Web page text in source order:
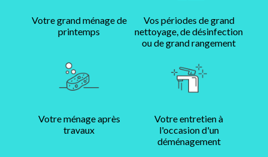
Votre grand ménage de
printemps
Vos périodes de grand
nettoyage, de désinfection
ou de grand rangement
Votre ménage après
travaux
Votre entretien à
l'occasion d'un
déménagement